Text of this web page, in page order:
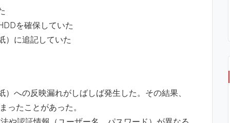
を確保していた
）に追記していた
への反映漏れがしばしば発生した。その結果、
ったことがあった。